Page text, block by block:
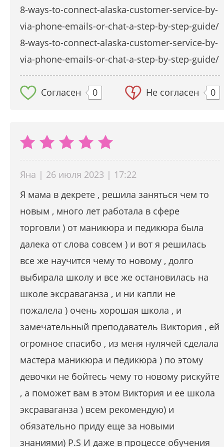
8-ways-to-connect-alaska-customer-service-by-
via-phone-emails-or-chat-a-step-by-step-guide/
8-ways-to-connect-alaska-customer-service-by-
via-phone-emails-or-chat-a-step-by-step-guide/
Согласен 0 Не согласен 0
Яна | 26 июля 2023 | 17:22
Я мама в декрете , решила заняться чем то
новым , много лет работала в сфере
торговли ) от маникюра и педикюра была
далека от слова совсем ) и вот я решилась
все же научится чему то новому , долго
выбирала школу и все же остановилась на
школе эксраваганза , и ни капли не
пожалела ) очень хорошая школа , и
замечательный преподаватель Виктория , ей
огромное спасибо , из меня нулячей сделала
мастера маникюра и педикюра ) по этому
девочки не бойтесь чему то новому рискуйте
, а поможет вам в этом Виктория и ее школа
эксраваганза ) всем рекомендую) и
обязательно приду еще за новыми
знаниями) P.S И даже в процессе обучения